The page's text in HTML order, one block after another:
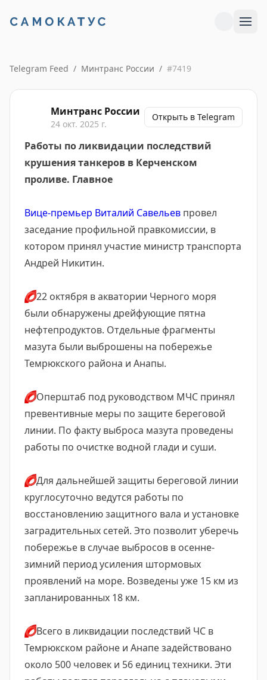
Telegram Feed / Минтранс России / #7419
Минтранс России
24 окт. 2025 г.
Открыть в Telegram
Работы по ликвидации последствий
крушения танкеров в Керченском
проливе. Главное
Вице-премьер Виталий Савельев провел
заседание профильной правкомиссии, в
котором принял участие министр транспорта
Андрей Никитин.
⭕22 октября в акватории Черного моря
были обнаружены дрейфующие пятна
нефтепродуктов. Отдельные фрагменты
мазута были выброшены на побережье
Темрюкского района и Анапы.
⭕Оперштаб под руководством МЧС принял
превентивные меры по защите береговой
линии. По факту выброса мазута проведены
работы по очистке водной глади и суши.
⭕Для дальнейшей защиты береговой линии
круглосуточно ведутся работы по
восстановлению защитного вала и установке
заградительных сетей. Это позволит уберечь
побережье в случае выбросов в осенне-
зимний период усиления штормовых
проявлений на море. Возведены уже 15 км из
запланированных 18 км.
⭕Всего в ликвидации последствий ЧС в
Темрюкском районе и Анапе задействовано
около 500 человек и 56 единиц техники. Эти